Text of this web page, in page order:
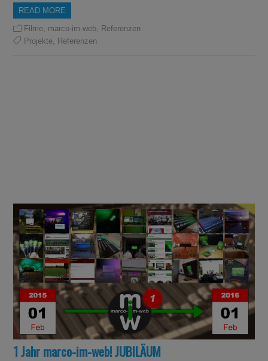
READ MORE
Filme, marco-im-web, Referenzen
Projekte, Referenzen
1 Jahr marco-im-web! JUBILÄUM